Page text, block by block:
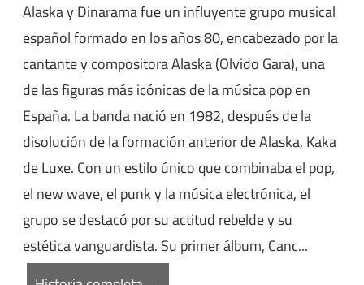
Alaska y Dinarama fue un influyente grupo musical
español formado en los años 80, encabezado por la
cantante y compositora Alaska (Olvido Gara), una
de las figuras más icónicas de la música pop en
España. La banda nació en 1982, después de la
disolución de la formación anterior de Alaska, Kaka
de Luxe. Con un estilo único que combinaba el pop,
el new wave, el punk y la música electrónica, el
grupo se destacó por su actitud rebelde y su
estética vanguardista. Su primer álbum, Canc...